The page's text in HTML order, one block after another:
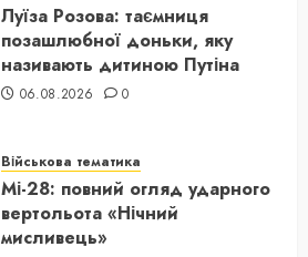
Луїза Розова: таємниця
позашлюбної доньки, яку
називають дитиною Путіна
06.08.2026 0
Військова тематика
Мі-28: повний огляд ударного
вертольота «Нічний
мисливець»